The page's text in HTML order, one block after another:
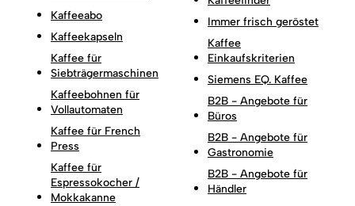
Kaffeeabo
Kaffeekapseln
Kaffee für
Siebträgermaschinen
Kaffeebohnen für
Vollautomaten
Kaffee für French
Press
Kaffee für
Espressokocher /
Mokkakanne
Immer frisch geröstet
Kaffee
Einkaufskriterien
Siemens EQ. Kaffee
B2B - Angebote für
Büros
B2B - Angebote für
Gastronomie
B2B - Angebote für
Händler